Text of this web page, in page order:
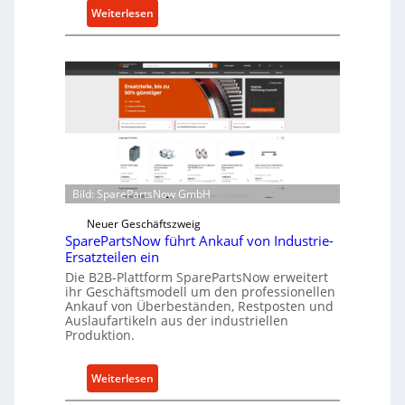
t
z
f
ü
r
i
i
r
k
t
A
n
t
i
e
b
Weiterlesen:
C
l
l
n
t
w
i
c
k
e
l
t
0
-
Bild: SparePartsNow GmbH
Neuer Geschäftszweig
SparePartsNow führt Ankauf von Industrie-
Ersatzteilen ein
Die B2B-Plattform SparePartsNow erweitert
ihr Geschäftsmodell um den professionellen
Ankauf von Überbeständen, Restposten und
Auslaufartikeln aus der industriellen
Produktion.
Weiterlesen:
S